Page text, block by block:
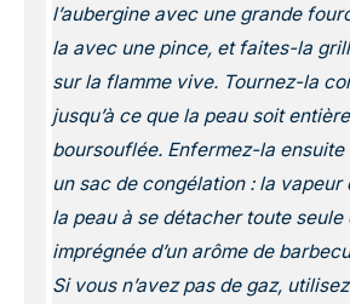
l’aubergine avec une grande
la avec une pince, et faites-la
sur la flamme vive. Tournez-la
jusqu’à ce que la peau soit
boursouflée. Enfermez-la ensuite
un sac de congélation : la vapeur
la peau à se détacher toute
imprégnée d’un arôme de
Si vous n’avez pas de gaz,